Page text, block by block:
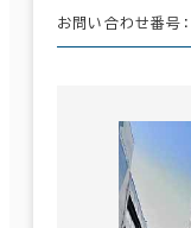
お問い合わせ番号：